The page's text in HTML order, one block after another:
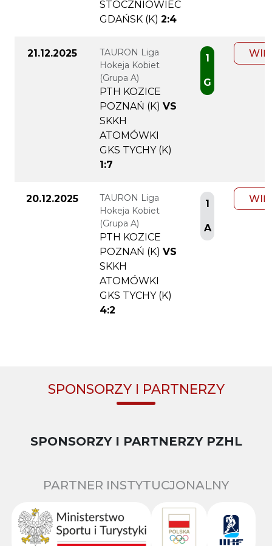
STOCZNIOWIEC
GDAŃSK (K) 2:4
21.12.2025
TAURON Liga
Hokeja Kobiet
(Grupa A)
PTH KOZICE
POZNAŃ (K) VS
SKKH
ATOMÓWKI
GKS TYCHY (K)
1:7
1
G
20.12.2025
TAURON Liga
Hokeja Kobiet
(Grupa A)
PTH KOZICE
POZNAŃ (K) VS
SKKH
ATOMÓWKI
GKS TYCHY (K)
4:2
1
A
SPONSORZY I PARTNERZY
SPONSORZY I PARTNERZY PZHL
PARTNER INSTYTUCJONALNY